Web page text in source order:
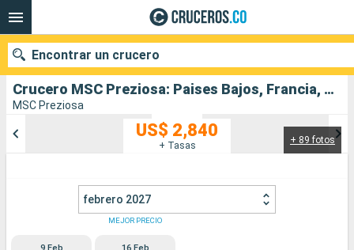
Crucero MSC Preziosa: Paises Bajos, Francia, Reino Unido, Alemania salida desde Rotterdam
MSC Preziosa
+ 89 fotos
US$ 2,840
+ Tasas
febrero 2027
9 Feb
MEJOR PRECIO
16 Feb
Encontrar un crucero
Compañías